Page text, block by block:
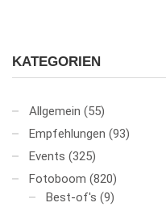
KATEGORIEN
Allgemein (55)
Empfehlungen (93)
Events (325)
Fotoboom (820)
Best-of's (9)